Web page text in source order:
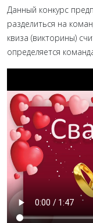
Данный конкурс
разделиться на
квиза (викторины)
определяется